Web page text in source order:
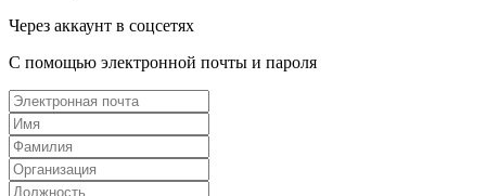
Через аккаунт в соцсетях
С помощью электронной почты и пароля